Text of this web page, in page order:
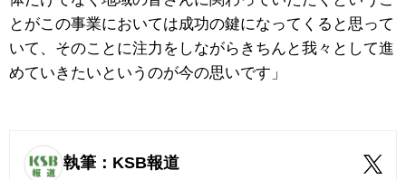
とがこの事業においては成功の鍵になってくると思って
いて、そのことに注力をしながらきちんと我々として進
めていきたいというのが今の思いです」
執筆：KSB報道